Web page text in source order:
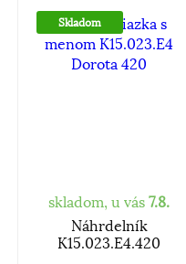
Skladom
skladom, u vás 7.8.
Náhrdelník
K15.023.E4.420